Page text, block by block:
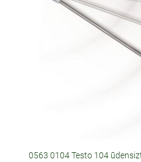
0563 0104 Testo 104